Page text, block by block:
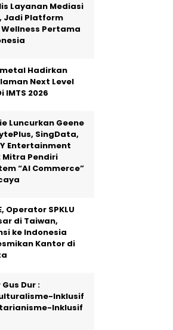
Layanan Mediasi
Jadi Platform
Pertama
Hadirkan
Next Level
IMTS 2026
Luncurkan Geene
SingData,
Entertainment
Mitra Pendiri
“AI Commerce”
Operator SPKLU
di Taiwan,
ke Indonesia
Kantor di
Dur :
Inklusif
Inklusif